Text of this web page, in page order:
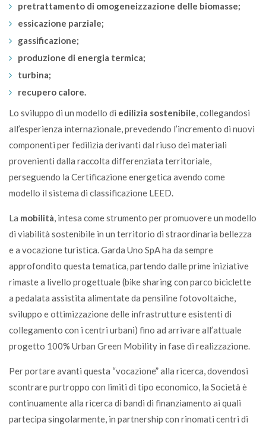
pretrattamento di omogeneizzazione delle biomasse;
essicazione parziale;
gassificazione;
produzione di energia termica;
turbina;
recupero calore.
Lo sviluppo di un modello di edilizia sostenibile, collegandosi
all’esperienza internazionale, prevedendo l’incremento di nuovi
componenti per l’edilizia derivanti dal riuso dei materiali
provenienti dalla raccolta differenziata territoriale,
perseguendo la Certificazione energetica avendo come
modello il sistema di classificazione LEED.
La mobilità, intesa come strumento per promuovere un modello
di viabilità sostenibile in un territorio di straordinaria bellezza
e a vocazione turistica. Garda Uno SpA ha da sempre
approfondito questa tematica, partendo dalle prime iniziative
rimaste a livello progettuale (bike sharing con parco biciclette
a pedalata assistita alimentate da pensiline fotovoltaiche,
sviluppo e ottimizzazione delle infrastrutture esistenti di
collegamento con i centri urbani) fino ad arrivare all’attuale
progetto 100% Urban Green Mobility in fase di realizzazione.
Per portare avanti questa “vocazione” alla ricerca, dovendosi
scontrare purtroppo con limiti di tipo economico, la Società è
continuamente alla ricerca di bandi di finanziamento ai quali
partecipa singolarmente, in partnership con rinomati centri di